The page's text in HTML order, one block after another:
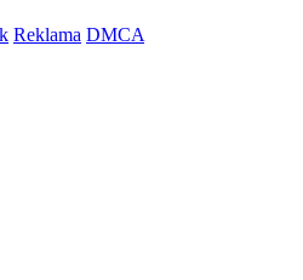
Reklama DMCA